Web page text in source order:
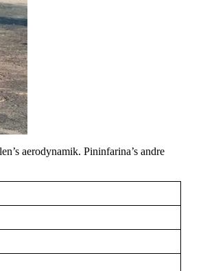
aerodynamik. Pininfarina’s andre